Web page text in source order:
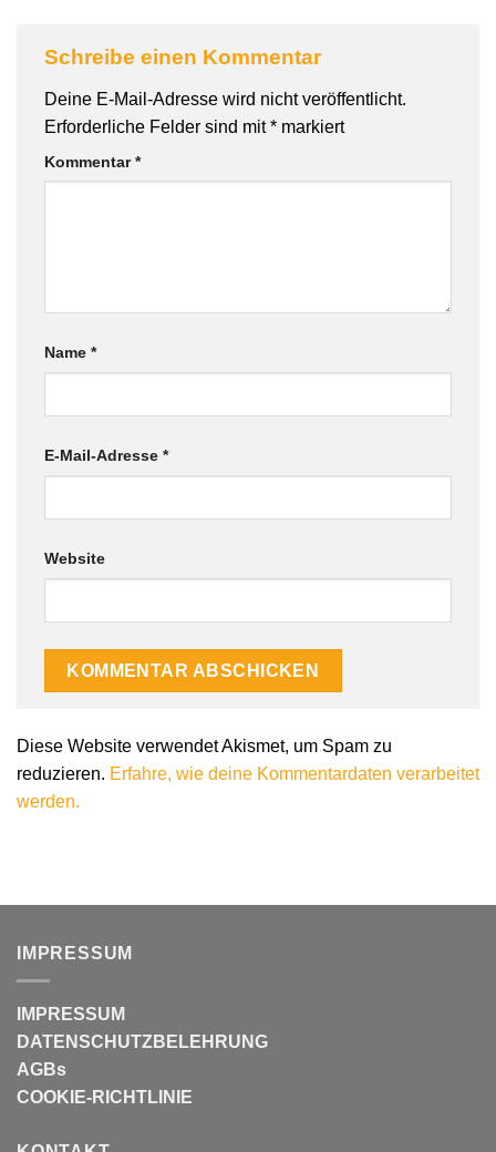
Schreibe einen Kommentar
Deine E-Mail-Adresse wird nicht veröffentlicht.
Erforderliche Felder sind mit* markiert
Kommentar*
Name *
E-Mail-Adresse *
Website
Diese Website verwendet Akismet, um Spam zu
reduzieren. Erfahre, wie deine Kommentardaten verarbeitet
werden.
IMPRESSUM
IMPRESSUM
DATENSCHUTZBELEHRUNG
AGBs
COOKIE-RICHTLINIE